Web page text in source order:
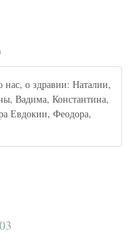
о здравии: Наталии,
Вадима, Константина,
Евдокии, Феодора,